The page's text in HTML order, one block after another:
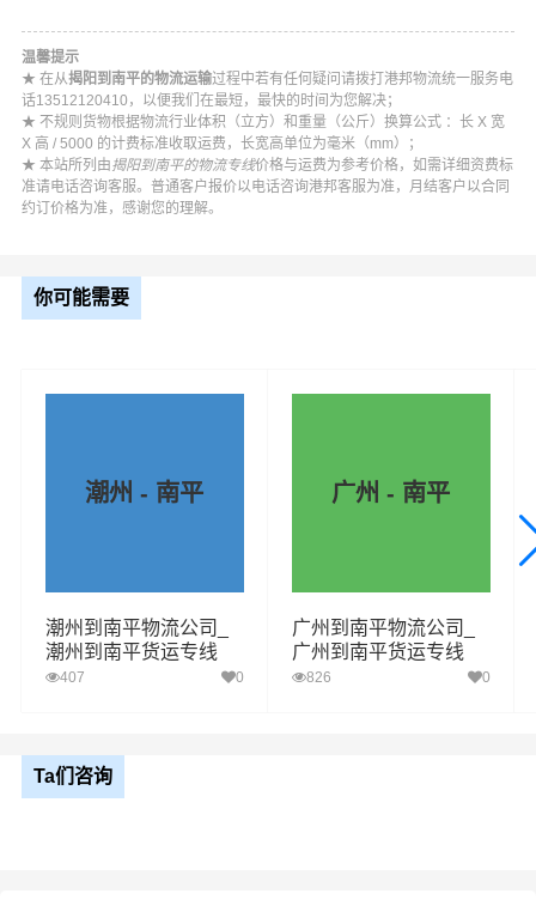
温馨提示
★ 在从揭阳到南平的物流运输过程中若有任何疑问请拨打港邦物流统一服务电
话13512120410，以便我们在最短，最快的时间为您解决；
★ 不规则货物根据物流行业体积（立方）和重量（公斤）换算公式 ：长 X 宽
X 高 / 5000 的计费标准收取运费，长宽高单位为毫米（mm）；
★ 本站所列由揭阳到南平的物流专线价格与运费为参考价格，如需详细资费标
准请电话咨询客服。普通客户报价以电话咨询港邦客服为准，月结客户以合同
约订价格为准，感谢您的理解。
你可能需要
潮州 - 南平
潮州到南平物流公司_
潮州到南平货运专线
407 0
广州 - 南平
广州到南平物流公司_
广州到南平货运专线
826 0
Ta们咨询